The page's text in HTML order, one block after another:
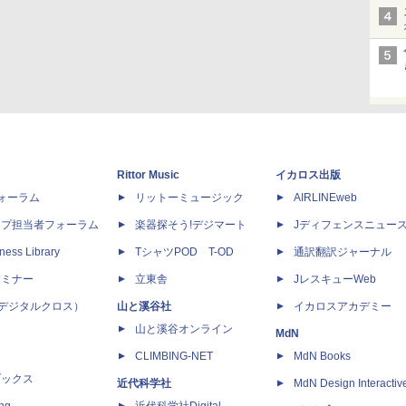
ーラム
担当者フォーラム
Library
ナー
ジタルクロス）
クス
Rittor Music
リットーミュージック
楽器探そう!デジマート
TシャツPOD T-OD
立東舎
山と溪谷社
山と溪谷オンライン
CLIMBING-NET
近代科学社
イカロス出版
AIRLINEweb
Jディフェンスニュー
通訳翻訳ジャーナル
JレスキューWeb
イカロスアカデミー
MdN
MdN Books
MdN Design